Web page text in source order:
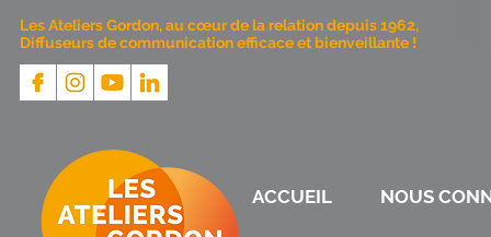
Les Ateliers Gordon, au cœur de la relation depuis 1962,
Diffuseurs de communication efficace et bienveillante !
ACCUEIL NOUS